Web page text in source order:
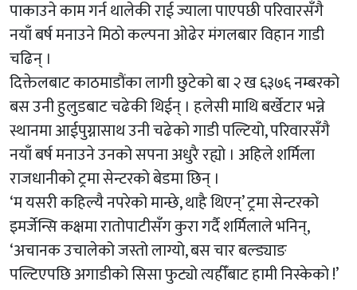
पाकाउने काम गर्न थालेकी राई ज्याला पाएपछी परिवारसँगै
नयाँ बर्ष मनाउने मिठो कल्पना ओढेर मंगलबार विहान गाडी
चढिन् ।
दिक्तेलबाट काठमाडौंका लागी छुटेको बा २ ख ६३७६ नम्बरको
बस उनी हुलुडबाट चढेकी थिईन् । हलेसी माथि बर्खेटार भन्ने
स्थानमा आईपुग्नासाथ उनी चढेको गाडी पल्टियो, परिवारसँगै
नयाँ बर्ष मनाउने उनको सपना अधुरै रह्यो । अहिले शर्मिला
राजधानीको ट्रमा सेन्टरको बेडमा छिन् ।
‘म यसरी कहिल्यै नपरेको मान्छे, थाहै थिएन्’ ट्रमा सेन्टरको
इमर्जेन्सि कक्षमा रातोपाटीसँग कुरा गर्दै शर्मिलाले भनिन्,
‘अचानक उचालेको जस्तो लाग्यो, बस चार बल्ड्याङ
पल्टिएपछि अगाडीको सिसा फुट्यो त्यहीँबाट हामी निस्केको !’